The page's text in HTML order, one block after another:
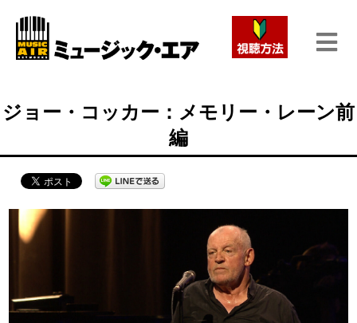
ジョー・コッカー：メモリー・レーン前
編